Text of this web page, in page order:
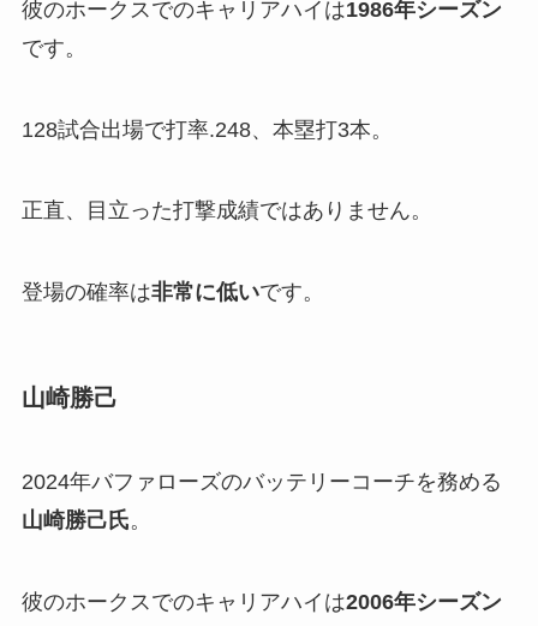
彼のホークスでのキャリアハイは1986年シーズン
です。
128試合出場で打率.248、本塁打3本。
正直、目立った打撃成績ではありません。
登場の確率は非常に低いです。
山崎勝己
2024年バファローズのバッテリーコーチを務める
山崎勝己氏。
彼のホークスでのキャリアハイは2006年シーズン